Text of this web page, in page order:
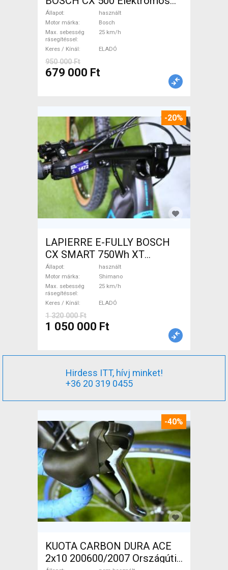
Mountain Bike össztelós /
fully Bosch használt ELADÓ
Állapot
használt
Motor márka
Bosch
Max. sebesség
rásegítéssel
25 km/h
Keres / Kínál ELADÓ
950 000 Ft
679 000 Ft
-20%
LAPIERRE E-FULLY BOSCH
CX SMART 750Wh XT
Elektromos Mountain Bike
össztelós / fully Shimano
használt ELADÓ
Állapot
használt
Motor márka
Shimano
Max. sebesség
rásegítéssel
25 km/h
Keres / Kínál ELADÓ
1 320 000 Ft
1 050 000 Ft
Hirdess ITT, hívj minket!
+36 20 319 0455
-40%
KUOTA CARBON DURA ACE
2x10 200600/2007 Országúti